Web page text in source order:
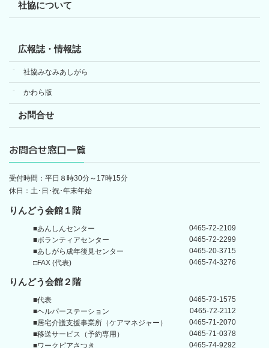
社協について
広報誌・情報誌
社協みなみあしがら
かわら版
お問合せ
お問合せ窓口一覧
受付時間：平日８時30分～17時15分
休日：土･日･祝･年末年始
りんどう会館１階
■あんしんセンター
0465-72-2109
■ボランティアセンター
0465-72-2299
■あしがら成年後見センター
0465-20-3715
□FAX (代表)
0465-74-3276
りんどう会館 ２階
■代表
0465-73-1575
■ヘルパーステーション
0465-72-2112
■居宅介護支援事業所 （ケアマネジャー）
0465-71-2070
■移送サービス（予約専用）
0465-71-0378
■ワークピアさつき
0465-74-9292